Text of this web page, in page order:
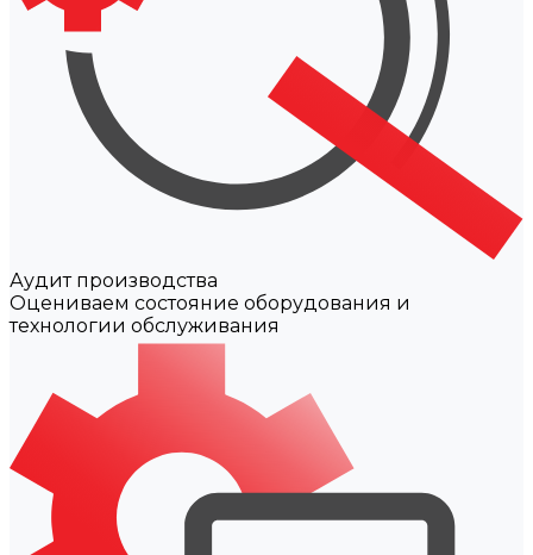
Аудит производства
Оцениваем состояние оборудования и
технологии обслуживания